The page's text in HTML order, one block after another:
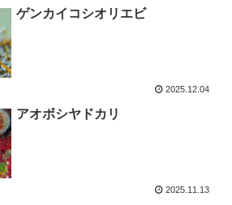
ゲンカイコシオリエビ
2025.12.04
アオボシヤドカリ
2025.11.13